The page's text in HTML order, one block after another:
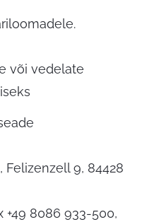
või vedelate
Felizenzell 9, 84428
+49 8086 933-500,